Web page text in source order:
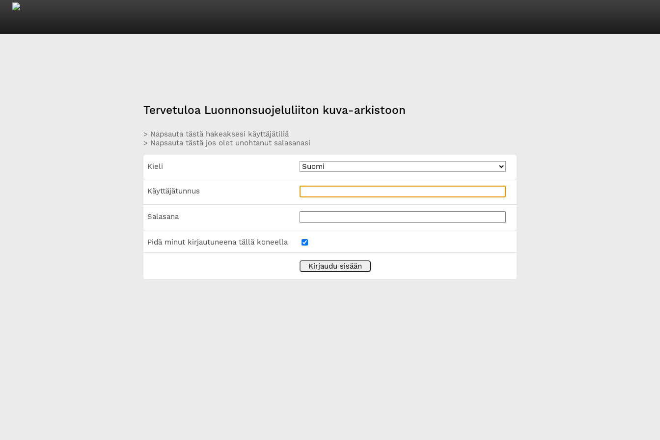
Tervetuloa Luonnonsuojeluliiton kuva-arkistoon
> Napsauta tästä hakeaksesi käyttäjätiliä
> Napsauta tästä jos olet unohtanut salasanasi
Kieli
Käyttäjätunnus
Salasana
Pidä minut kirjautuneena tällä koneella